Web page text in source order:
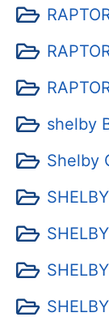
shelby
Shelby